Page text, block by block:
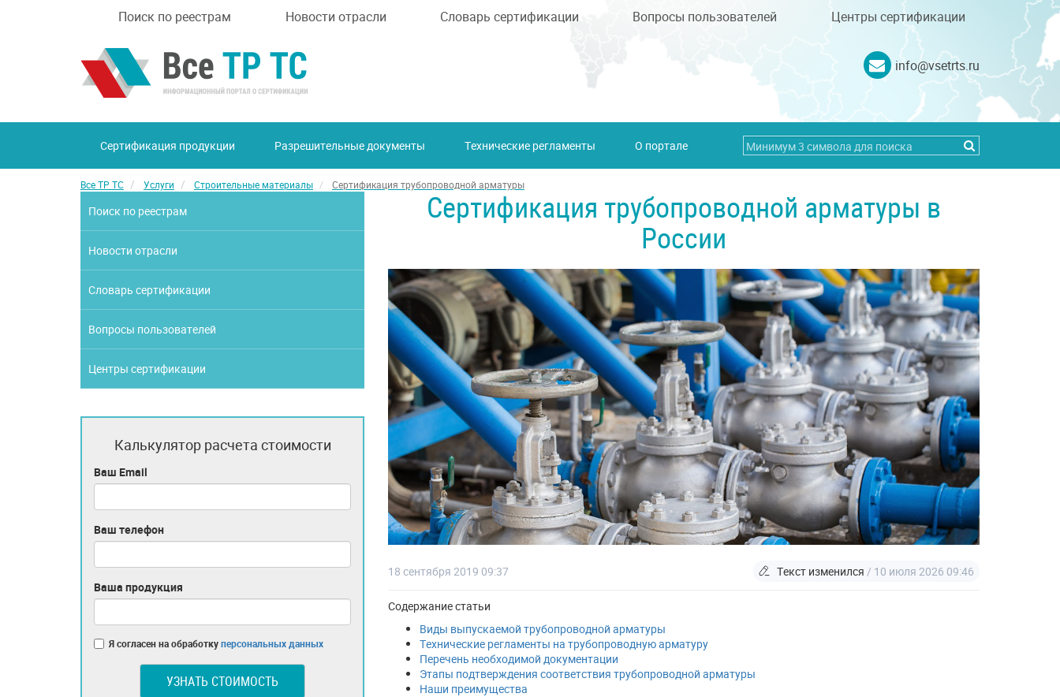
info@vsetrts.ru
Поиск по реестрам Новости отрасли Словарь сертификации Вопросы пользователей Центры сертификации
Сертификация продукции Разрешительные документы Технические регламенты О портале
Все ТР ТС Услуги Строительные материалы Сертификация трубопроводной арматуры
Сертификация трубопроводной арматуры в
России
18 сентября 2019 09:37 Текст изменился / 10 июля 2026 09:46
Содержание статьи
Виды выпускаемой трубопроводной арматуры
Технические регламенты на трубопроводную арматуру
Перечень необходимой документации
Этапы подтверждения соответствия трубопроводной арматуры
Наши преимущества
Поиск по реестрам
Новости отрасли
Словарь сертификации
Вопросы пользователей
Центры сертификации
Калькулятор расчета стоимости
Ваш Email
Ваш телефон
Ваша продукция
Я согласен на обработкуперсональных данных
УЗНАТЬ СТОИМОСТЬ